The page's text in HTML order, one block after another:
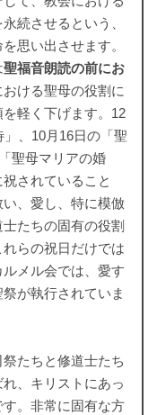
続させるという、
思い出させます。
聖福音朗読の前にお
おける聖母の役割に
軽く下げます。12
、10月16日の「聖
聖母マリアの婚
されていること
、愛し、特に模倣
たちの固有の役割
らの祝日だけでは
メル会では、愛す
が執行されていま
たちと修道士たち
、キリストにあっ
。非常に固有な方